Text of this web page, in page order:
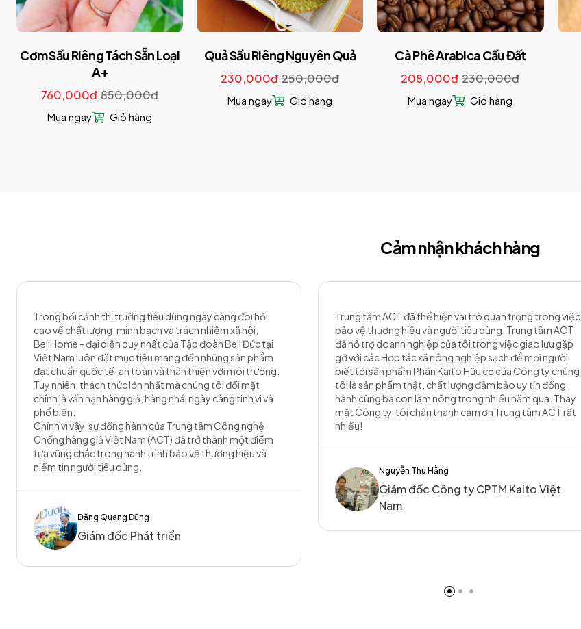
Cơm Sầu Riêng Tách Sẵn Loại
A+
760,000đ 850,000đ
Mua ngay Giỏ hàng
Quả Sầu Riêng Nguyên Quả
230,000đ 250,000đ
Mua ngay Giỏ hàng
Cà Phê Arabica Cầu Đất
208,000đ 230,000đ
Mua ngay Giỏ hàng
Cảm nhận khách hàng
Trong bối cảnh thị trường tiêu dùng ngày càng đòi hỏi
cao về chất lượng, minh bạch và trách nhiệm xã hội,
BellHome - đại diện duy nhất của Tập đoàn Bell Đức tại
Việt Nam luôn đặt mục tiêu mang đến những sản phẩm
đạt chuẩn quốc tế, an toàn và thân thiện với môi trường.
Tuy nhiên, thách thức lớn nhất mà chúng tôi đối mặt
chính là vấn nạn hàng giả, hàng nhái ngày càng tinh vi và
phổ biến.
Chính vì vậy, sự đồng hành của Trung tâm Công nghệ
Chống hàng giả Việt Nam (ACT) đã trở thành một điểm
tựa vững chắc trong hành trình bảo vệ thương hiệu và
niềm tin người tiêu dùng.
Đặng Quang Dũng
Giám đốc Phát triển
Trung tâm ACT đã thể hiện vai trò quan trọng trong việc
bảo vệ thương hiệu và người tiêu dùng. Trung tâm ACT
đã hỗ trợ doanh nghiệp của tôi trong việc giao lưu gặp
gỡ với các Hợp tác xã nông nghiệp sạch để mọi người
biết tới sản phẩm Phân Kaito Hữu cơ của Công ty chúng
tôi là sản phẩm thật, chất lượng đảm bảo uy tín đồng
hành cùng bà con làm nông trong nhiều năm qua. Thay
mặt Công ty, tôi chân thành cảm ơn Trung tâm ACT rất
nhiều!
Nguyễn Thu Hằng
Giám đốc Công ty CPTM Kaito Việt
Nam